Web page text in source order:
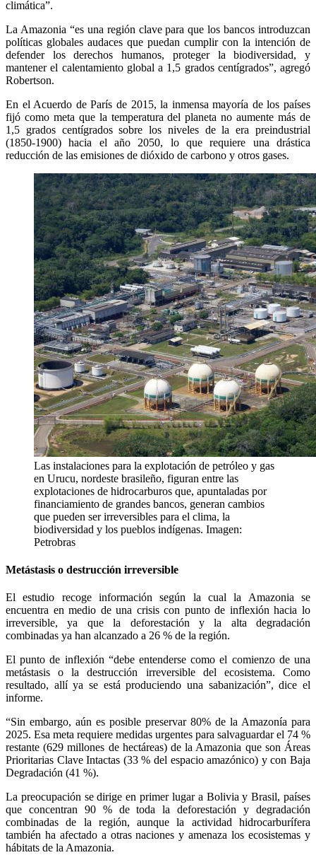
climática”.
La Amazonia “es una región clave para que los bancos introduzcan
políticas globales audaces que puedan cumplir con la intención de
defender los derechos humanos, proteger la biodiversidad, y
mantener el calentamiento global a 1,5 grados centígrados”, agregó
Robertson.
En el Acuerdo de París de 2015, la inmensa mayoría de los países
fijó como meta que la temperatura del planeta no aumente más de
1,5 grados centígrados sobre los niveles de la era preindustrial
(1850-1900) hacia el año 2050, lo que requiere una drástica
reducción de las emisiones de dióxido de carbono y otros gases.
Las instalaciones para la explotación de petróleo y gas
en Urucu, nordeste brasileño, figuran entre las
explotaciones de hidrocarburos que, apuntaladas por
financiamiento de grandes bancos, generan cambios
que pueden ser irreversibles para el clima, la
biodiversidad y los pueblos indígenas. Imagen:
Petrobras
Metástasis o destrucción irreversible
El estudio recoge información según la cual la Amazonia se
encuentra en medio de una crisis con punto de inflexión hacia lo
irreversible, ya que la deforestación y la alta degradación
combinadas ya han alcanzado a 26 % de la región.
El punto de inflexión “debe entenderse como el comienzo de una
metástasis o la destrucción irreversible del ecosistema. Como
resultado, allí ya se está produciendo una sabanización”, dice el
informe.
“Sin embargo, aún es posible preservar 80% de la Amazonía para
2025. Esa meta requiere medidas urgentes para salvaguardar el 74 %
restante (629 millones de hectáreas) de la Amazonia que son Áreas
Prioritarias Clave Intactas (33 % del espacio amazónico) y con Baja
Degradación (41 %).
La preocupación se dirige en primer lugar a Bolivia y Brasil, países
que concentran 90 % de toda la deforestación y degradación
combinadas de la región, aunque la actividad hidrocarburífera
también ha afectado a otras naciones y amenaza los ecosistemas y
hábitats de la Amazonia.